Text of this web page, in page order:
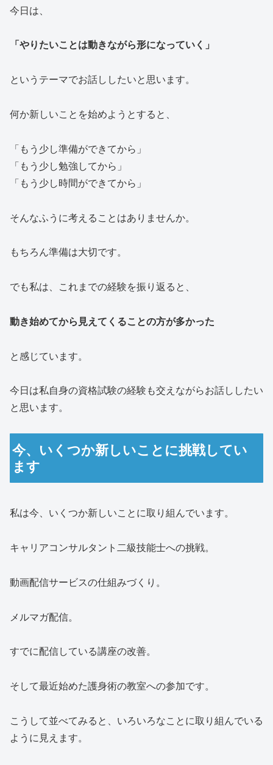
今日は、
「やりたいことは動きながら形になっていく」
というテーマでお話ししたいと思います。
何か新しいことを始めようとすると、
「もう少し準備ができてから」
「もう少し勉強してから」
「もう少し時間ができてから」
そんなふうに考えることはありませんか。
もちろん準備は大切です。
でも私は、これまでの経験を振り返ると、
動き始めてから見えてくることの方が多かった
と感じています。
今日は私自身の資格試験の経験も交えながらお話ししたい
と思います。
今、いくつか新しいことに挑戦してい
ます
私は今、いくつか新しいことに取り組んでいます。
キャリアコンサルタント二級技能士への挑戦。
動画配信サービスの仕組みづくり。
メルマガ配信。
すでに配信している講座の改善。
そして最近始めた護身術の教室への参加です。
こうして並べてみると、いろいろなことに取り組んでいる
ように見えます。